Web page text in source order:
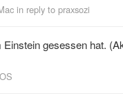
in reply to praxsozi
gesessen hat.